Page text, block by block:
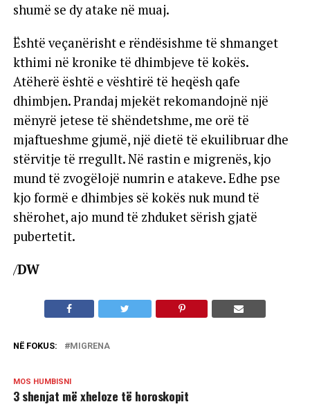
shumë se dy atake në muaj.
Është veçanërisht e rëndësishme të shmanget
kthimi në kronike të dhimbjeve të kokës.
Atëherë është e vështirë të heqësh qafe
dhimbjen. Prandaj mjekët rekomandojnë një
mënyrë jetese të shëndetshme, me orë të
mjaftueshme gjumë, një dietë të ekuilibruar dhe
stërvitje të rregullt. Në rastin e migrenës, kjo
mund të zvogëlojë numrin e atakeve. Edhe pse
kjo formë e dhimbjes së kokës nuk mund të
shërohet, ajo mund të zhduket sërish gjatë
pubertetit.
/DW
NË FOKUS: MIGRENA
MOS HUMBISNI
3 shenjat më xheloze të horoskopit